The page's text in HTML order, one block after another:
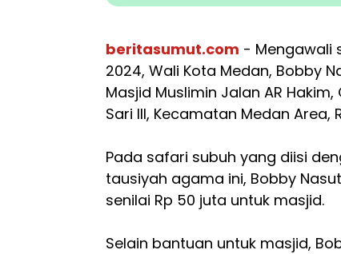
beritasumut.com - Mengawali
2024, Wali Kota Medan, Bobby
Masjid Muslimin Jalan AR
Sari III, Kecamatan Medan Area,
Pada safari subuh yang diisi
tausiyah agama ini, Bobby
senilai Rp 50 juta untuk masjid.
Selain bantuan untuk masjid,